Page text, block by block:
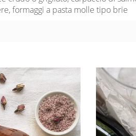
formaggi a pasta molle tipo brie